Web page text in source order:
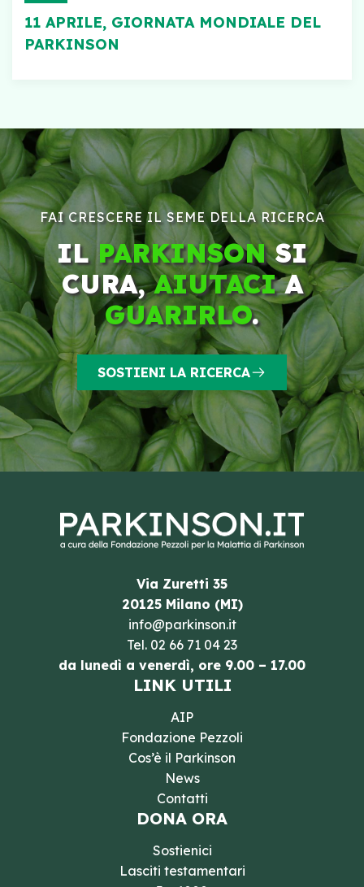
11 APRILE, GIORNATA MONDIALE DEL
PARKINSON
FAI CRESCERE IL SEME DELLA RICERCA
ILPARKINSONSI
CURA,AIUTACIA
GUARIRLO.
SOSTIENI LA RICERCA
Via Zuretti 35
20125 Milano (MI)
info@parkinson.it
Tel. 02 66 71 04 23
da lunedì a venerdì, ore 9.00 – 17.00
LINK UTILI
AIP
Fondazione Pezzoli
Cos’è il Parkinson
News
Contatti
DONA ORA
Sostienici
Lasciti testamentari